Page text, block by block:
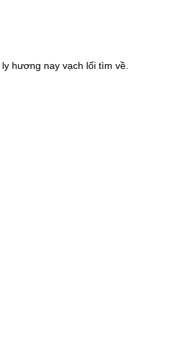
hương nay vạch lối tìm về.